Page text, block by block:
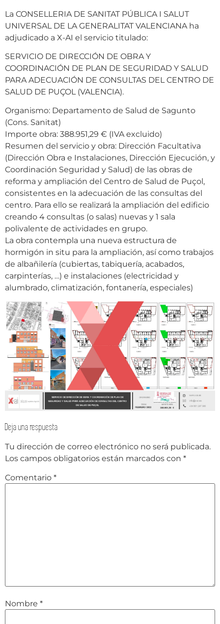
La CONSELLERIA DE SANITAT PÚBLICA I SALUT
UNIVERSAL DE LA GENERALITAT VALENCIANA ha
adjudicado a X-AI el servicio titulado:
SERVICIO DE DIRECCIÓN DE OBRA Y
COORDINACIÓN DE PLAN DE SEGURIDAD Y SALUD
PARA ADECUACIÓN DE CONSULTAS DEL CENTRO DE
SALUD DE PUÇOL (VALENCIA).
Organismo: Departamento de Salud de Sagunto
(Cons. Sanitat)
Importe obra: 388.951,29 € (IVA excluido)
Resumen del servicio y obra: Dirección Facultativa
(Dirección Obra e Instalaciones, Dirección Ejecución, y
Coordinación Seguridad y Salud) de las obras de
reforma y ampliación del Centro de Salud de Puçol,
consistentes en la adecuación de las consultas del
centro. Para ello se realizará la ampliación del edificio
creando 4 consultas (o salas) nuevas y 1 sala
polivalente de actividades en grupo.
La obra contempla una nueva estructura de
hormigón in situ para la ampliación, así como trabajos
de albañilería (cubiertas, tabiquería, acabados,
carpinterías, …) e instalaciones (electricidad y
alumbrado, climatización, fontanería, especiales)
Deja una respuesta
Tu dirección de correo electrónico no será publicada.
Los campos obligatorios están marcados con *
Comentario *
Nombre *